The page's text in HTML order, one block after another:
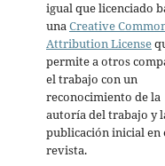
igual que licenciado
unaCreative
Attribution License
permite a otros
el trabajo con un
reconocimiento de la
autoría del trabajo y
publicación inicial en
revista.